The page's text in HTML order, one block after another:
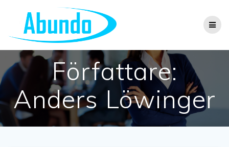
innehåll
Författare:
Anders Löwinger